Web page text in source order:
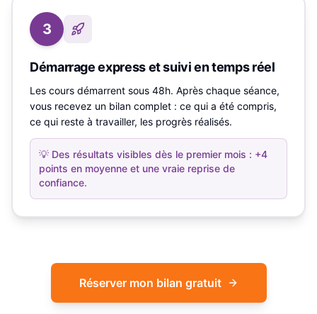
3
Démarrage express et suivi en temps réel
Les cours démarrent sous 48h. Après chaque séance,
vous recevez un bilan complet : ce qui a été compris,
ce qui reste à travailler, les progrès réalisés.
💡 Des résultats visibles dès le premier mois : +4
points en moyenne et une vraie reprise de
confiance.
Réserver mon bilan gratuit